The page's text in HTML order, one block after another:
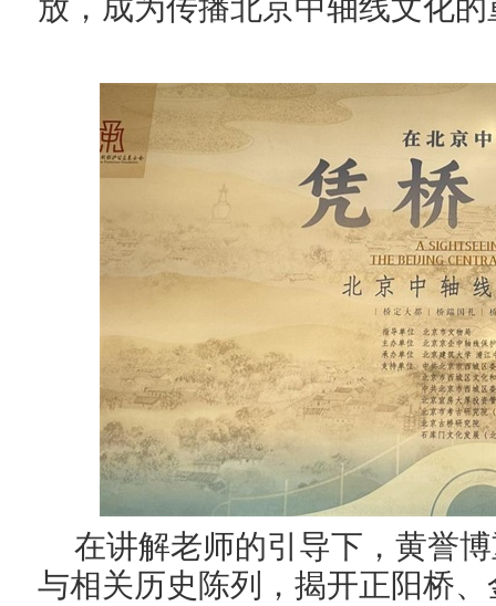
放，成为传播北京中轴线文化
在讲解老师的引导下，黄誉
与相关历史陈列，揭开正阳桥